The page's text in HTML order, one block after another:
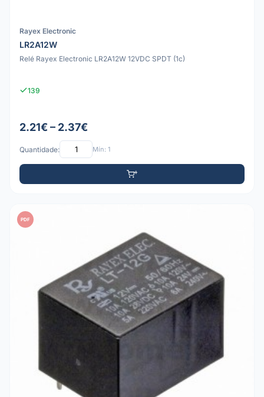
Rayex Electronic
LR2A12W
Relé Rayex Electronic LR2A12W 12VDC SPDT (1c)
139
2.21€ – 2.37€
Quantidade: Mín: 1
PDF